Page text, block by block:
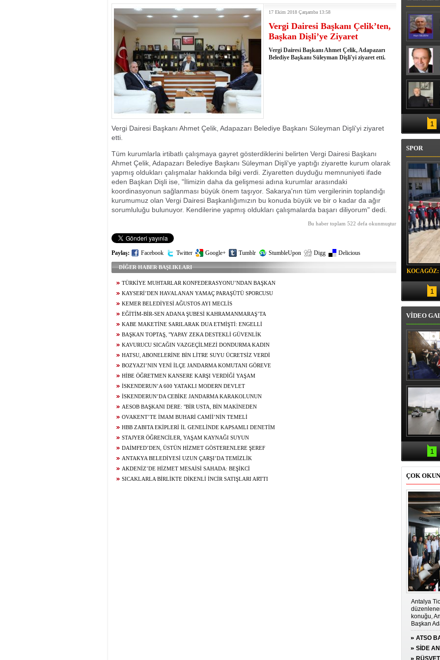
17 Ekim 2018 Çarşamba 13:58
Vergi Dairesi Başkanı Çelik’ten,
Başkan Dişli’ye Ziyaret
Vergi Dairesi Başkanı Ahmet Çelik, Adapazarı
Belediye Başkanı Süleyman Dişli'yi ziyaret etti.
Vergi Dairesi Başkanı Ahmet Çelik, Adapazarı Belediye Başkanı Süleyman Dişli'yi ziyaret
etti.
Tüm kurumlarla irtibatlı çalışmaya gayret gösterdiklerini belirten Vergi Dairesi Başkanı
Ahmet Çelik, Adapazarı Belediye Başkanı Süleyman Dişli'ye yaptığı ziyarette kurum olarak
yapmış oldukları çalışmalar hakkında bilgi verdi. Ziyaretten duyduğu memnuniyeti ifade
eden Başkan Dişli ise, "İlimizin daha da gelişmesi adına kurumlar arasındaki
koordinasyonun sağlanması büyük önem taşıyor. Sakarya'nın tüm vergilerinin toplandığı
kurumumuz olan Vergi Dairesi Başkanlığımızın bu konuda büyük ve bir o kadar da ağır
sorumluluğu bulunuyor. Kendilerine yapmış oldukları çalışmalarda başarı diliyorum" dedi.
Bu haber toplam 522 defa okunmuştur
Paylaş: Facebook Twitter Google+ Tumblr StumbleUpon Digg Delicious
DİĞER HABER BAŞLIKLARI
TÜRKİYE MUHTARLAR KONFEDERASYONU’NDAN BAŞKAN
BAŞDEĞİRMEN’E ‘YILIN EN BAŞARILI BELEDİYE BAŞKANI’
ÖDÜLÜ
KAYSERİ’DEN HAVALANAN YAMAÇ PARAŞÜTÜ SPORCUSU
5,5 SAAT SONRA KAHRAMANMARAŞ’A İNDİ
KEMER BELEDİYESİ AĞUSTOS AYI MECLİS
TOPLANTISINDA ARAÇ FİLOSUNUN GÜÇLENDİRİLMESİNE
YÖNELİK KARARLAR ALINDI
EĞİTİM-BİR-SEN ADANA ŞUBESİ KAHRAMANMARAŞ’TA
TEMASLARDA BULUNDU
KABE MAKETİNE SARILARAK DUA ETMİŞTİ: ENGELLİ
GENCİN UMRE HAYALİ GERÇEK OLUYOR
BAŞKAN TOPTAŞ, "YAPAY ZEKA DESTEKLİ GÜVENLİK
KAMERALARIMIZLA PARKLARIMIZIN TAMAMINI İZLENEBİLİR
HALE GETİRİYORUZ"
KAVURUCU SICAĞIN VAZGEÇİLMEZİ DONDURMA KADIN
USTALARIN ELİNDE LEZZET BULUYOR
HATSU, ABONELERİNE BİN LİTRE SUYU ÜCRETSİZ VERDİ
BOZYAZI’NIN YENİ İLÇE JANDARMA KOMUTANI GÖREVE
BAŞLADI
HİBE ÖĞRETMEN KANSERE KARŞI VERDİĞİ YAŞAM
MÜCADELESİNİ KAYBETTİ
İSKENDERUN’A 600 YATAKLI MODERN DEVLET
HASTANESİ YÜKSELİYOR
İSKENDERUN’DA CEBİKE JANDARMA KARAKOLUNUN
YAPIMINDA SONA GELİNDİ
AESOB BAŞKANI DERE: "BİR USTA, BİN MAKİNEDEN
DEĞERLİDİR"
OVAKENT’TE İMAM BUHARİ CAMİİ’NİN TEMELİ
DUALARLA ATILDI
HBB ZABITA EKİPLERİ İL GENELİNDE KAPSAMLI DENETİM
GERÇEKLEŞTİRDİ
STAJYER ÖĞRENCİLER, YAŞAM KAYNAĞI SUYUN
YOLCULUĞUNU YERİNDE İNCELEDİ
DAİMFED’DEN, ÜSTÜN HİZMET GÖSTERENLERE ŞEREF
BELGESİ
ANTAKYA BELEDİYESİ UZUN ÇARŞI’DA TEMİZLİK
ÇALIŞMASI GERÇEKLEŞTİRDİ
AKDENİZ’DE HİZMET MESAİSİ SAHADA: BEŞİKCİ
MAHALLE SAKİNLERİYLE BULUŞTU
SICAKLARLA BİRLİKTE DİKENLİ İNCİR SATIŞLARI ARTTI
1
SPOR
1
VİDEO
Erbaş,
Veli
teravih
1
ÇOK
Antalya
konuğu,
Başkan
ATSO
SİDE